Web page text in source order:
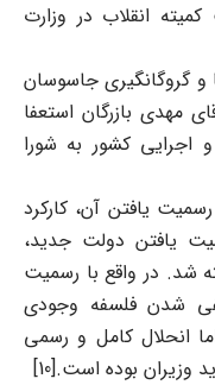
انقلاب در وزارت
و گروگانگیری جاسوسان
و در 14 آبان، آقای مهدی بازرگان استعفا
اجرایی کشور به شورا
یافتن آن، کارکرد
یافتن دولت جدید،
شد. در واقع با رسمیت
شدن فلسفه وجودی
انحلال کامل و رسمی
بوده است.[10]